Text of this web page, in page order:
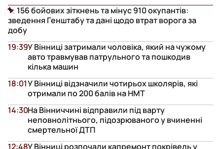
156 бойових зіткнень та мінус 910 окупантів:
зведення Генштабу та дані щодо втрат ворога за
добу
У Вінниці затримали чоловіка, який на чужому
авто травмував патрульного та пошкодив
кілька машин
19:39
У Вінниці відзначили чотирьох школярів, які
отримали по 200 балів на НМТ
18:01
На Вінниччині відправили під варту
неповнолітнього, підозрюваного у вчиненні
смертельної ДТП
14:30
У Вінниці розпочали капремонт покрівель у
12:48